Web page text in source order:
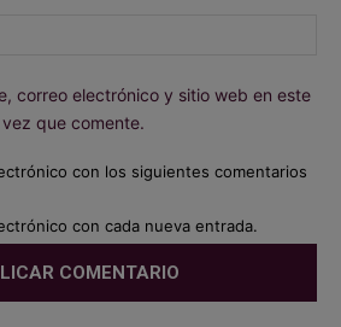
correo electrónico y sitio web en este
que comente.
con los siguientes comentarios
con cada nueva entrada.